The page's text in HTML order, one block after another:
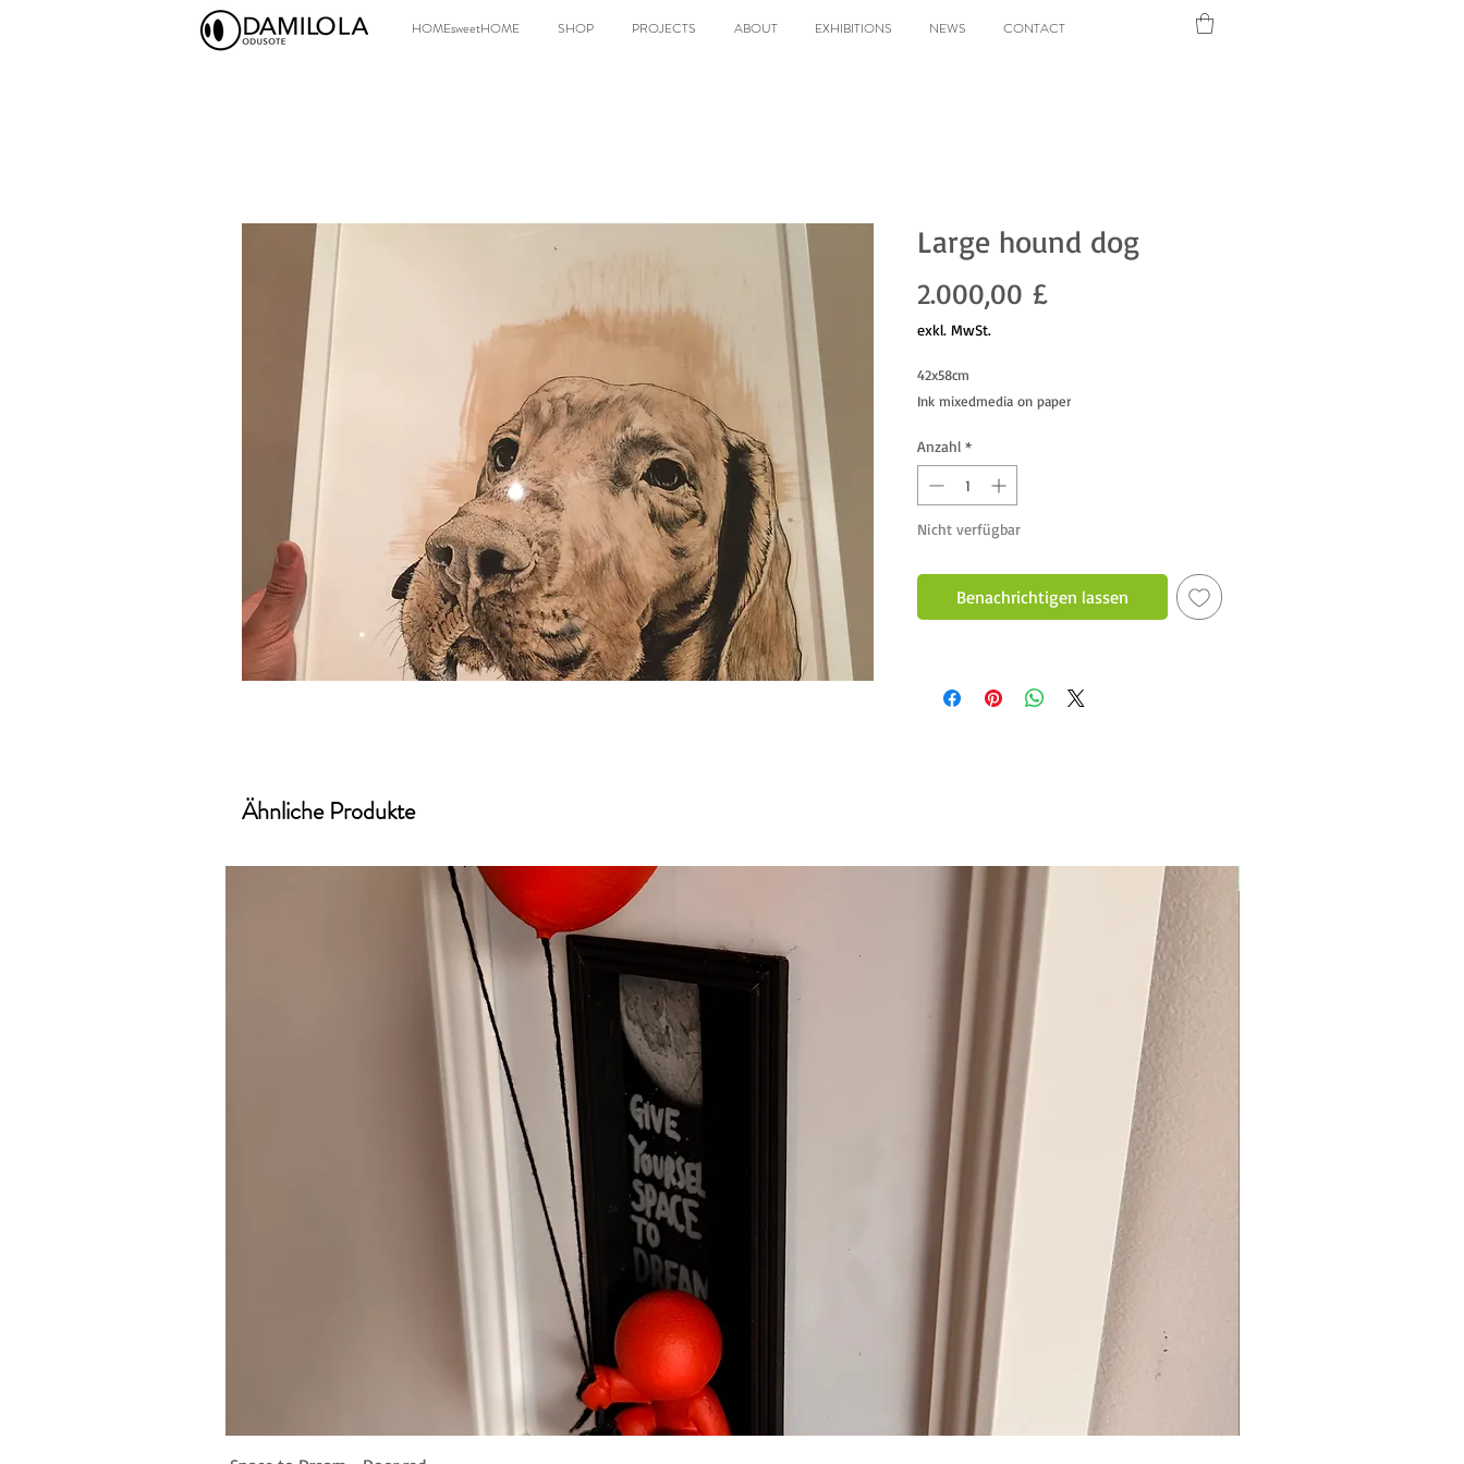
HOMEsweetHOME SHOP PROJECTS ABOUT EXHIBITIONS NEWS CONTACT
Large hound dog
2.000,00 £Preis
exkl. MwSt.
42x58cm
Ink mixedmedia on paper
Anzahl *
Nicht verfügbar
Benachrichtigen lassen
Ähnliche Produkte